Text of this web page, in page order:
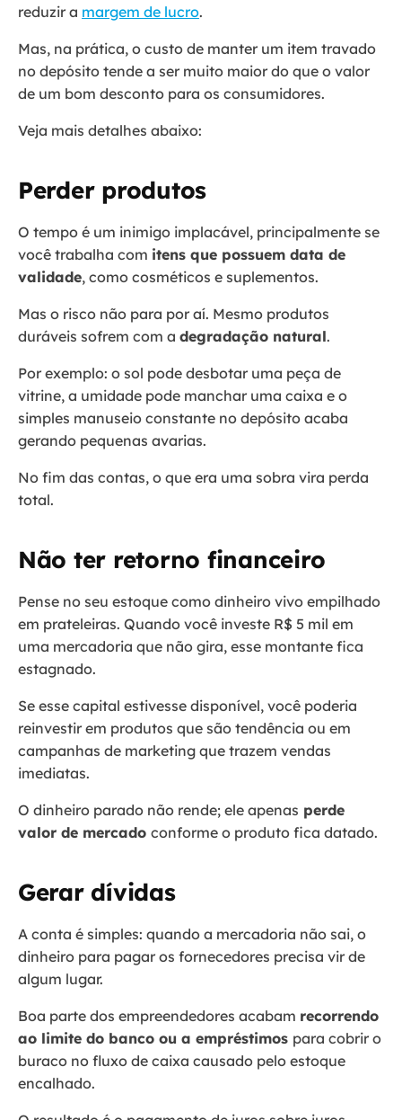
reduzir a margem de lucro.
Mas, na prática, o custo de manter um item travado
no depósito tende a ser muito maior do que o valor
de um bom desconto para os consumidores.
Veja mais detalhes abaixo:
Perder produtos
O tempo é um inimigo implacável, principalmente se
você trabalha com itens que possuem data de
validade, como cosméticos e suplementos.
Mas o risco não para por aí. Mesmo produtos
duráveis sofrem com a degradação natural.
Por exemplo: o sol pode desbotar uma peça de
vitrine, a umidade pode manchar uma caixa e o
simples manuseio constante no depósito acaba
gerando pequenas avarias.
No fim das contas, o que era uma sobra vira perda
total.
Não ter retorno financeiro
Pense no seu estoque como dinheiro vivo empilhado
em prateleiras. Quando você investe R$ 5 mil em
uma mercadoria que não gira, esse montante fica
estagnado.
Se esse capital estivesse disponível, você poderia
reinvestir em produtos que são tendência ou em
campanhas de marketing que trazem vendas
imediatas.
O dinheiro parado não rende; ele apenas perde
valor de mercado conforme o produto fica datado.
Gerar dívidas
A conta é simples: quando a mercadoria não sai, o
dinheiro para pagar os fornecedores precisa vir de
algum lugar.
Boa parte dos empreendedores acabam recorrendo
ao limite do banco ou a empréstimos para cobrir o
buraco no fluxo de caixa causado pelo estoque
encalhado.